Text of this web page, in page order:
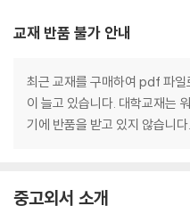
교재 반품 불가 안내
최근 교재를 구매하여 pdf 파일
이 늘고 있습니다. 대학교재는
기에 반품을 받고 있지 않습니
중고외서 소개